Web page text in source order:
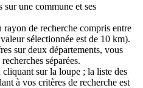
sur une commune et ses
de recherche compris entre
sélectionnée est de 10 km).
sur deux départements, vous
séparées.
sur la loupe ; la liste des
à vos critères de recherche est